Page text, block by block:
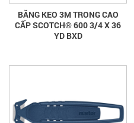
BĂNG KEO 3M TRONG CAO
CẤP SCOTCH® 600 3/4 X 36
YD BXD